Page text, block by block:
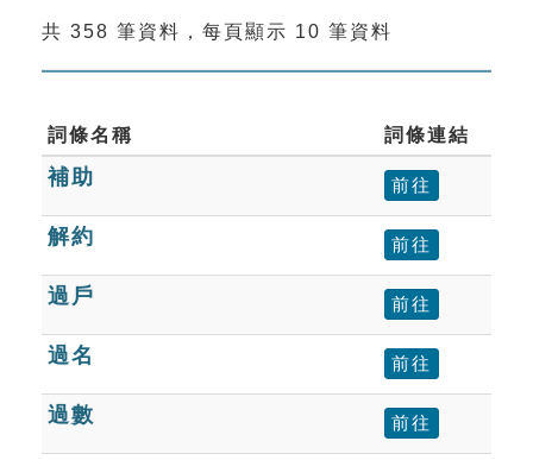
索引選單
單字索引
生命大百科索引
遊戲專區
教學應用
貓頭鷹博士
共 358 筆資料，每頁顯示 10 筆資料
詞條名稱 詞條連結
補助 前往
解約 前往
過戶 前往
過名 前往
過數 前往